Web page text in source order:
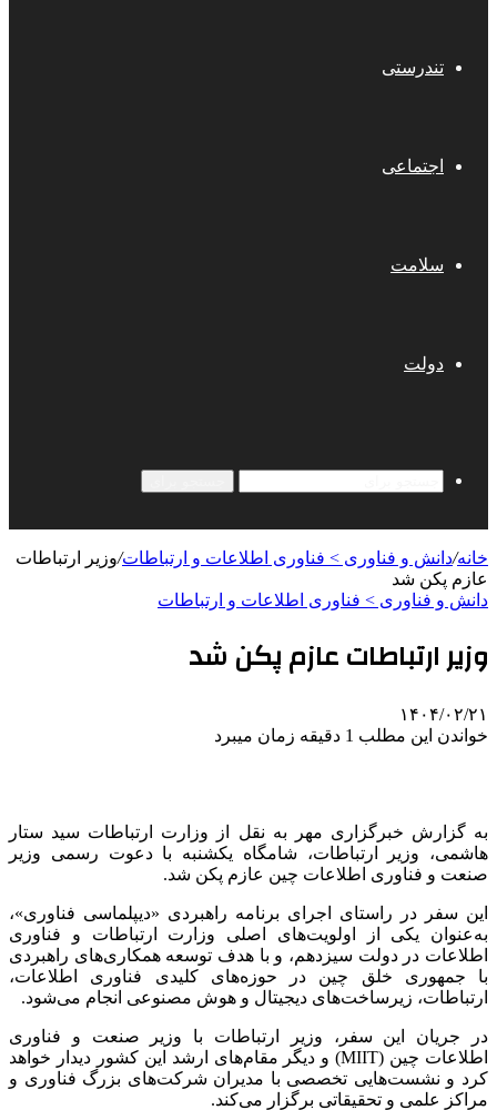
تندرستی
اجتماعی
سلامت
دولت
خانه/دانش و فناوری > فناوری اطلاعات و ارتباطات/وزیر ارتباطات
عازم پکن شد
دانش و فناوری > فناوری اطلاعات و ارتباطات
وزیر ارتباطات عازم پکن شد
۱۴۰۴/۰۲/۲۱
خواندن این مطلب 1 دقیقه زمان میبرد
به گزارش خبرگزاری مهر به نقل از وزارت ارتباطات سید ستار
هاشمی، وزیر ارتباطات، شامگاه یکشنبه با دعوت رسمی وزیر
صنعت و فناوری اطلاعات چین عازم پکن شد.
این سفر در راستای اجرای برنامه راهبردی «دیپلماسی فناوری»،
به‌عنوان یکی از اولویت‌های اصلی وزارت ارتباطات و فناوری
اطلاعات در دولت سیزدهم، و با هدف توسعه همکاری‌های راهبردی
با جمهوری خلق چین در حوزه‌های کلیدی فناوری اطلاعات،
ارتباطات، زیرساخت‌های دیجیتال و هوش مصنوعی انجام می‌شود.
در جریان این سفر، وزیر ارتباطات با وزیر صنعت و فناوری
اطلاعات چین (MIIT) و دیگر مقام‌های ارشد این کشور دیدار خواهد
کرد و نشست‌هایی تخصصی با مدیران شرکت‌های بزرگ فناوری و
مراکز علمی و تحقیقاتی برگزار می‌کند.